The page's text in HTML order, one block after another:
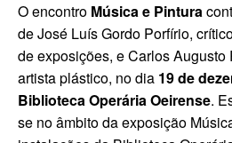
O encontro Música e Pintura
de José Luís Gordo Porfírio,
de exposições, e Carlos
artista plástico, no dia 19 de
Biblioteca Operária Oeirense.
se no âmbito da exposição